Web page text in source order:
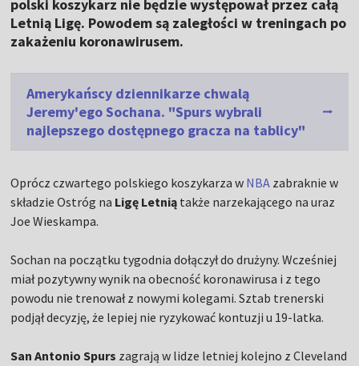
polski koszykarz nie będzie występował przez całą
Letnią Ligę. Powodem są zaległości w treningach po
zakażeniu koronawirusem.
Amerykańscy dziennikarze chwalą
Jeremy'ego Sochana. "Spurs wybrali
najlepszego dostępnego gracza na tablicy"
Oprócz czwartego polskiego koszykarza w NBA zabraknie w
składzie Ostróg na Ligę Letnią także narzekającego na uraz
Joe Wieskampa.
Sochan na początku tygodnia dołączył do drużyny. Wcześniej
miał pozytywny wynik na obecność koronawirusa i z tego
powodu nie trenował z nowymi kolegami. Sztab trenerski
podjął decyzję, że lepiej nie ryzykować kontuzji u 19-latka.
San Antonio Spurs zagrają w lidze letniej kolejno z Cleveland